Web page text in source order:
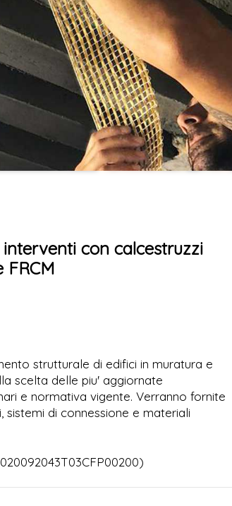
con calcestruzzi
FRCM
strutturale di edifici in muratura e
scelta delle piu' aggiornate
e normativa vigente. Verranno fornite
di connessione e materiali